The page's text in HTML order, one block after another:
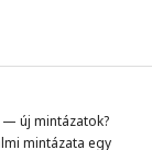
— új mintázatok?
mintázata egy